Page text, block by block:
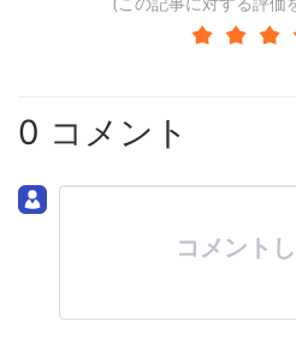
0 コメント
コメント